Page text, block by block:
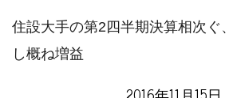
住設大手の第2四半期決算相次ぐ
し概ね増益